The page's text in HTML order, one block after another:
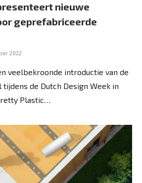
nieuwe
geprefabriceerde
2022
veelbekroonde introductie van de
de Dutch Design Week in
Plastic…